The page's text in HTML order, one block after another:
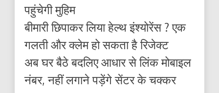
पहुंचेगी मुहिम
बीमारी छिपाकर लिया हेल्थ इंश्योरेंस ? एक
गलती और क्लेम हो सकता है रिजेक्ट
अब घर बैठे बदलिए आधार से लिंक मोबाइल
नंबर, नहीं लगाने पड़ेंगे सेंटर के चक्कर